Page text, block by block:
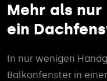
Mehr als nur
ein
In nur wenigen
Balkonfenster in